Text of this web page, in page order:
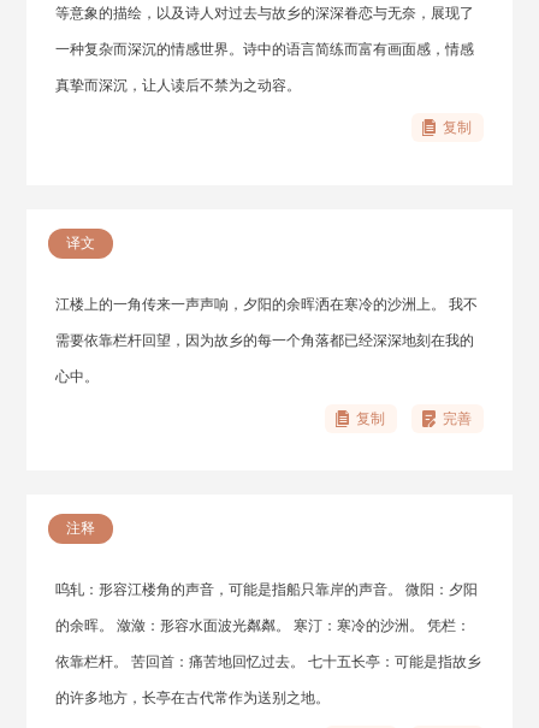
等意象的描绘，以及诗人对过去与故乡的深深眷恋与无奈，展现了
一种复杂而深沉的情感世界。诗中的语言简练而富有画面感，情感
真挚而深沉，让人读后不禁为之动容。
复制
译文
江楼上的一角传来一声声响，夕阳的余晖洒在寒冷的沙洲上。 我不
需要依靠栏杆回望，因为故乡的每一个角落都已经深深地刻在我的
心中。
复制 完善
注释
呜轧：形容江楼角的声音，可能是指船只靠岸的声音。 微阳：夕阳
的余晖。 潋潋：形容水面波光粼粼。 寒汀：寒冷的沙洲。 凭栏：
依靠栏杆。 苦回首：痛苦地回忆过去。 七十五长亭：可能是指故乡
的许多地方，长亭在古代常作为送别之地。